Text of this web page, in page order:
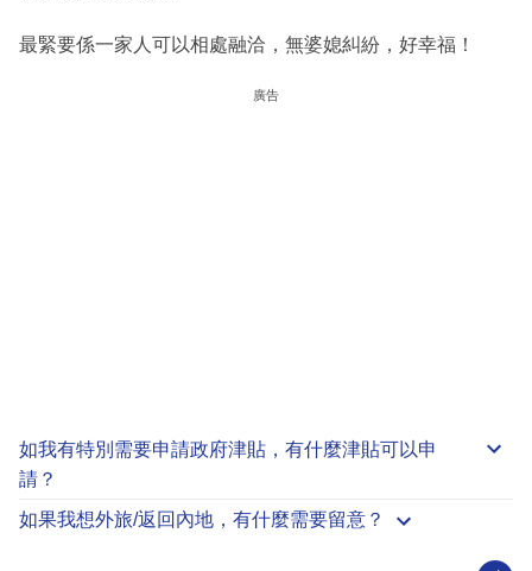
最緊要係一家人可以相處融洽，無婆媳糾紛，好幸福！
廣告
如我有特別需要申請政府津貼 ，有什麼津貼可以申
請？
如果我想外旅/返回內地，有什麼需要留意？